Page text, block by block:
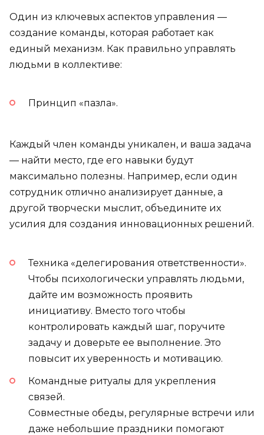
Один из ключевых аспектов управления —
создание команды, которая работает как
единый механизм. Как правильно управлять
людьми в коллективе:
Принцип «пазла».
Каждый член команды уникален, и ваша задача
— найти место, где его навыки будут
максимально полезны. Например, если один
сотрудник отлично анализирует данные, а
другой творчески мыслит, объедините их
усилия для создания инновационных решений.
Техника «делегирования ответственности».
Чтобы психологически управлять людьми,
дайте им возможность проявить
инициативу. Вместо того чтобы
контролировать каждый шаг, поручите
задачу и доверьте ее выполнение. Это
повысит их уверенность и мотивацию.
Командные ритуалы для укрепления
связей.
Совместные обеды, регулярные встречи или
даже небольшие праздники помогают